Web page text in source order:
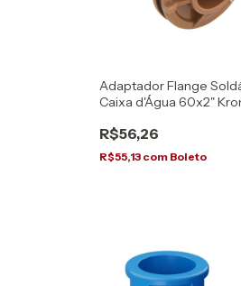
Adaptador Flange
Caixa d'Água 60x2"
R$56,26
R$55,13 com Boleto